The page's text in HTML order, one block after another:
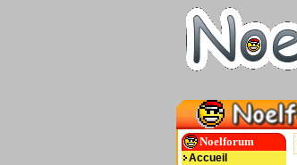
Noelforum
Accueil